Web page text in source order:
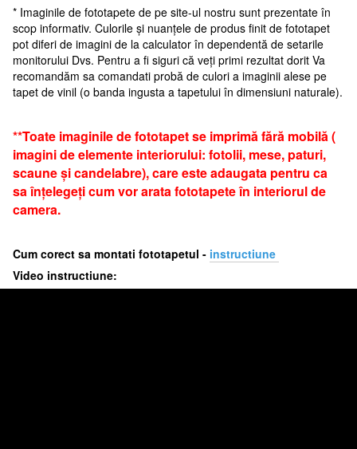
* Imaginile de fototapete de pe site-ul nostru sunt prezentate în
scop informativ. Culorile și nuanțele de produs finit de fototapet
pot diferi de imagini de la calculator în dependentă de setarile
monitorului Dvs. Pentru a fi siguri că veți primi rezultat dorit Va
recomandăm sa comandati probă de culori a imaginii alese pe
tapet de vinil (o banda ingusta a tapetului în dimensiuni naturale).
**Toate imaginile de fototapet se imprimă fără mobilă (
imagini de elemente interiorului: fotolii, mese, paturi,
scaune și candelabre), care este adaugata pentru ca
sa înțelegeți cum vor arata fototapete în interiorul de
camera.
Cum corect sa montati fototapetul - instructiune
Video instructiune: